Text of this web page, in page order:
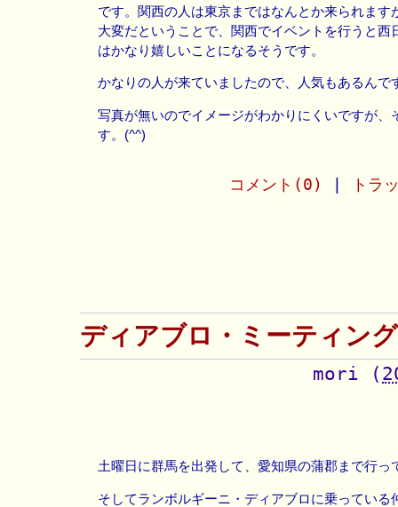
です。関西の人は東京まではなんとか来られます
大変だということで、関西でイベントを行うと西
はかなり嬉しいことになるそうです。
かなりの人が来ていましたので、人気もあるんで
写真が無いのでイメージがわかりにくいですが、
す。(^^)
コメント(0) トラ
ディアブロ・ミーティング
mori (
土曜日に群馬を出発して、愛知県の蒲郡まで行っ
そしてランボルギーニ・ディアブロに乗っている